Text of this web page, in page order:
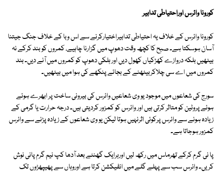
کورونا وائرس اوراحتیاطی تدابیر
کورونا وائرس کے خلاف یہ احتیاطی تدابیراختیارکرنے سے اس وبا کے خلاف جنگ جیتنا
آسان ہوسکتا ہے۔ صبح کا کچھ وقت دھوپ میں گزارنا چاہیے، کمروں کو بند کرکے نہ
بیٹھیں بلکہ دروازے کھڑکیاں کھول دیں اور ہلکی دھوپ کو کمروں میں آنے دیں۔ بند
کمروں میں اے سی چلاکربیٹھنے کے بجائے پنکھے کی ہوا میں بیٹھیں۔
سورج کی شعاعوں میں موجود یو وی شعاعیں وائرس کی بیرونی ساخت پر ابھرے ہوئے
ہوئے پروٹین کو متاثر کرتی ہیں اور وائرس کو کمزور کردیتی ہیں۔ درجہ حرارت یا گرمی کے
زیادہ ہونے سے وائرس پرکوئی اثرنہیں ہوتا لیکن یو وی شعاعوں کے زیادہ پڑنے سے وائرس
کمزور ہوجاتا ہے۔
پا نی گرم کرکے تھرماس میں رکھ لیں اورہرایک گھنٹے بعد آدھا کپ نیم گرم پانی نوش
کریں۔ وائرس سب سے پہلے گلے میں انفیکشن کرتا ہے اوروہاں سے پھیپھڑوں تک